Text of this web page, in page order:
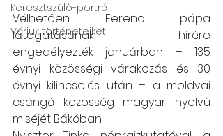
Keresztszülő-portré
Várjuk történeteiket!
Vélhetően Ferenc pápa
látogatásának hírére
engedélyezték januárban – 135
évnyi közösségi várakozás és 30
évnyi kilincselés után – a moldvai
csángó közösség magyar nyelvű
miséjét Bákóban.